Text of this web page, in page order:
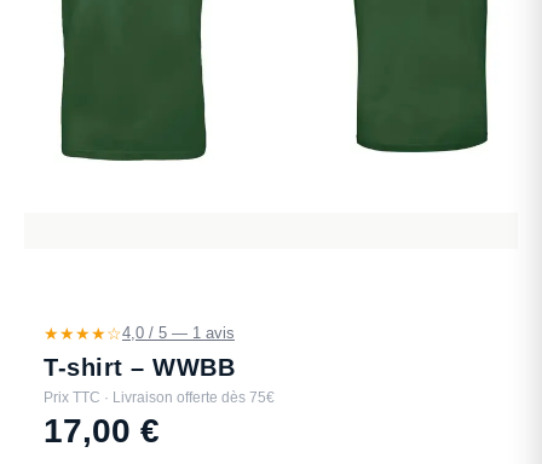
★★★★☆4,0 / 5 — 1 avis
T-shirt – WWBB
Prix TTC · Livraison offerte dès 75€
17,00 €